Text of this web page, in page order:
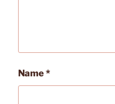
Name*